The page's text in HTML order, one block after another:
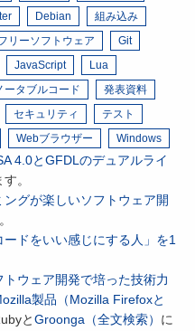
Debian
組み込み
リーソフトウェア
Git
JavaScript
Lua
ータブルコード
発表資料
セキュリティ
テスト
Webブラウザー Windows
4.0とGFDLのデュアルライ
。
ングが楽しいソフトウェア開
ードをいい感じにする人」を1
トウェア開発で培った技術力
製品（Mozilla Firefoxと
とGroonga（全文検索） に